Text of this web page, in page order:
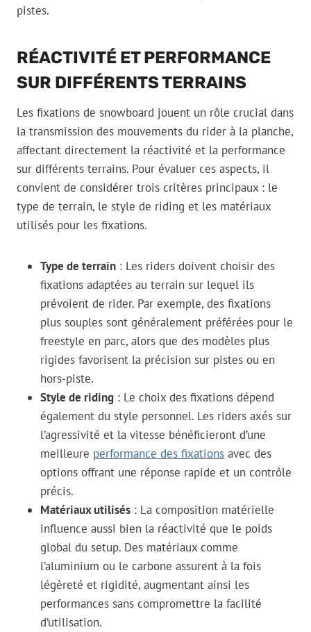
pistes.
RÉACTIVITÉ ET PERFORMANCE
SUR DIFFÉRENTS TERRAINS
Les fixations de snowboard jouent un rôle crucial dans
la transmission des mouvements du rider à la planche,
affectant directement la réactivité et la performance
sur différents terrains. Pour évaluer ces aspects, il
convient de considérer trois critères principaux : le
type de terrain, le style de riding et les matériaux
utilisés pour les fixations.
Type de terrain : Les riders doivent choisir des
fixations adaptées au terrain sur lequel ils
prévoient de rider. Par exemple, des fixations
plus souples sont généralement préférées pour le
freestyle en parc, alors que des modèles plus
rigides favorisent la précision sur pistes ou en
hors-piste.
Style de riding : Le choix des fixations dépend
également du style personnel. Les riders axés sur
l’agressivité et la vitesse bénéficieront d’une
meilleure performance des fixations avec des
options offrant une réponse rapide et un contrôle
précis.
Matériaux utilisés : La composition matérielle
influence aussi bien la réactivité que le poids
global du setup. Des matériaux comme
l’aluminium ou le carbone assurent à la fois
légèreté et rigidité, augmentant ainsi les
performances sans compromettre la facilité
d’utilisation.